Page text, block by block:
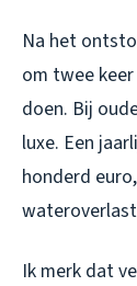
Na het
om twee
doen. Bij
luxe. Een
honderd
Ik merk dat